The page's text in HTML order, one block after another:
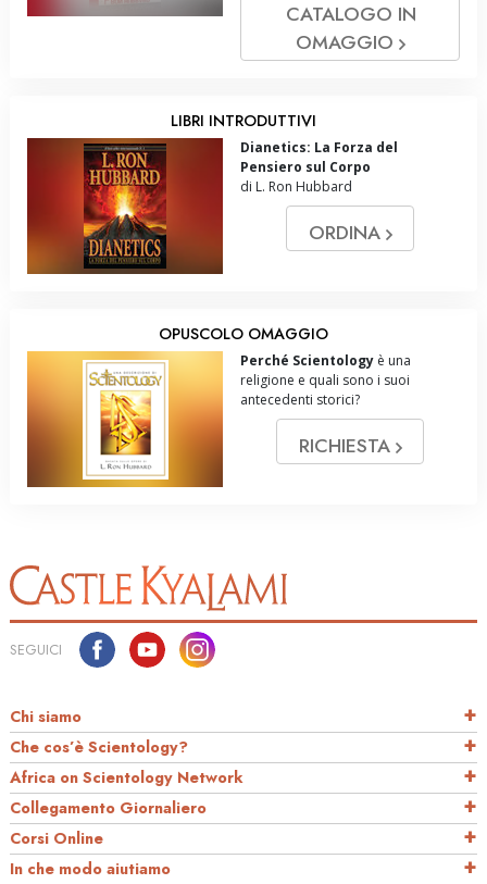
CATALOGO IN
OMAGGIO
LIBRI INTRODUTTIVI
Dianetics: La Forza del
Pensiero sul Corpo
di L. Ron Hubbard
ORDINA
OPUSCOLO OMAGGIO
Perché Scientology è una
religione e quali sono i suoi
antecedenti storici?
RICHIESTA
SEGUICI
Chi siamo
Che cos’è Scientology?
Africa on Scientology Network
Collegamento Giornaliero
Corsi Online
In che modo aiutiamo